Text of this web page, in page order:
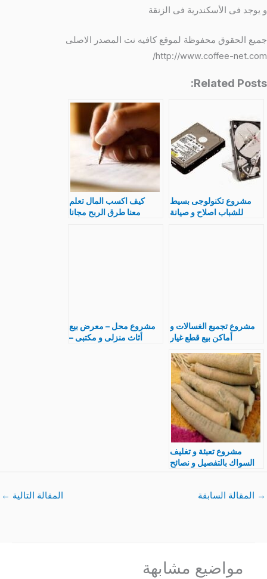
و يوجد فى الأسكندرية فى الزنقة
جميع الحقوق محفوظة لموقع كافيه نت المصدر الاصلى
http://www.coffee-net.com/
Related Posts:
مشروع تكنولوجى بسيط
للشباب اصلاح و صيانة
كيف اكسب المال تعلم
معنا طرق الربح مجانا
مشروع تجميع الغسالات و
أماكن بيع قطع غيار
الغسالة
مشروع محل – معرض بيع
أثاث منزلى و مكتبى –
مشروع تعبئة و تغليف
السواك بالتفصيل و نصائح
هامة جدا
→ المقالة السابقة المقالة التالية ←
مواضيع مشابهة